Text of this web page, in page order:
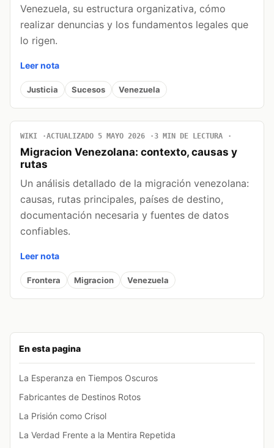
En esta pagina
La Esperanza en Tiempos Oscuros
Fabricantes de Destinos Rotos
La Prisión como Crisol
La Verdad Frente a la Mentira Repetida
Venezuela, su estructura organizativa, cómo
realizar denuncias y los fundamentos legales que
lo rigen.
Leer nota
Justicia Sucesos Venezuela
WIKI ACTUALIZADO 5 MAYO 2026 3 MIN DE LECTURA
Migracion Venezolana: contexto, causas y
rutas
Un análisis detallado de la migración venezolana:
causas, rutas principales, países de destino,
documentación necesaria y fuentes de datos
confiables.
Leer nota
Frontera Migracion Venezuela